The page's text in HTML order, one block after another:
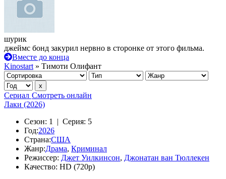
шурик
джеймс бонд закурил нервно в сторонке от этого фильма.
Вместе до конца
Kinostart » Тимоти Олифант
Сериал Смотреть онлайн
Лаки (2026)
Сезон: 1 | Серия: 5
Год:2026
Страна:США
Жанр:Драма, Криминал
Режиссер: Джет Уилкинсон, Джонатан ван Тюллекен
Качество: HD (720p)